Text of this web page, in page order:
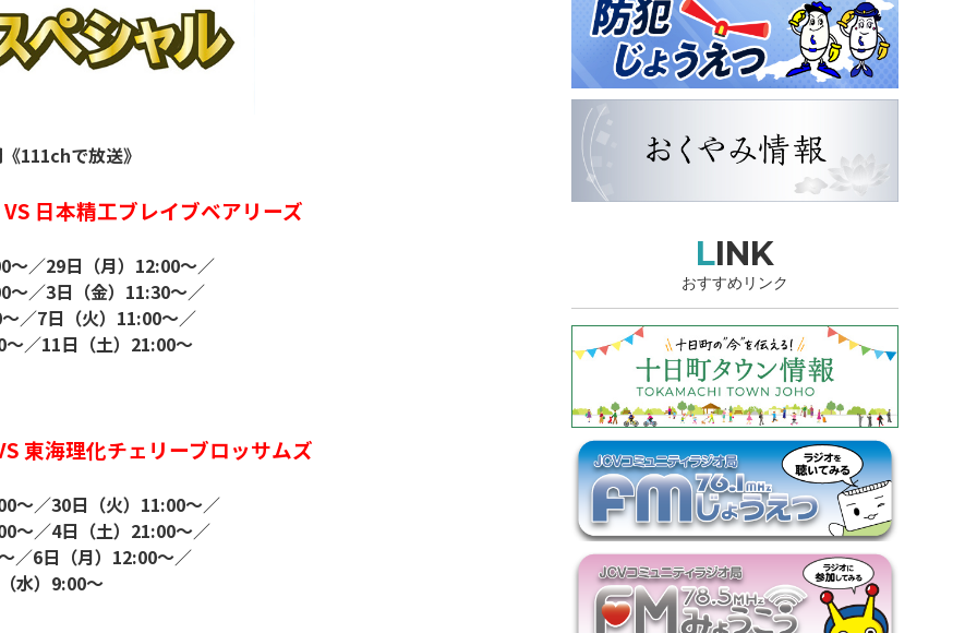
111chで放送》
日本精工ブレイブベアリーズ
～／29日（月）12:00～／
～／3日（金）11:30～／
／7日（火）11:00～／
／11日（土）21:00～
東海理化チェリーブロッサムズ
～／30日（火）11:00～／
～／4日（土）21:00～／
／6日（月）12:00～／
水）9:00～
LINK
おすすめリンク